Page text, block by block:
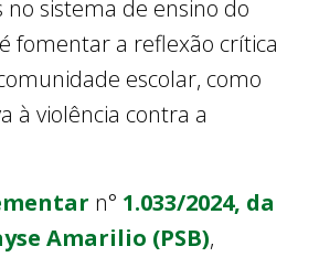
no sistema de ensino do
fomentar a reflexão crítica
escolar, como
à violência contra a
n° 1.033/2024, da
Amarilio (PSB),